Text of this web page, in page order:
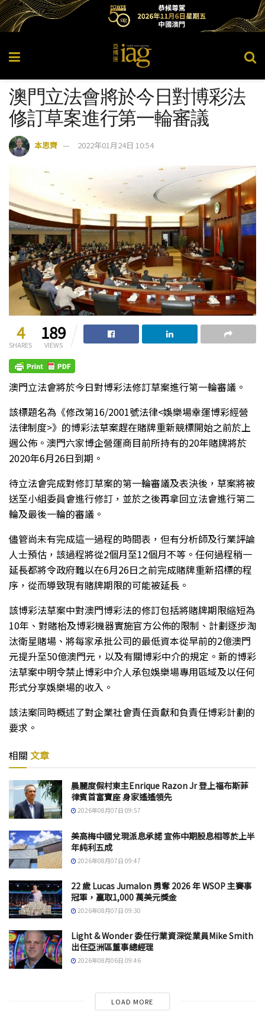
澳門立法會將於今日對博彩法
修訂草案進行第一輪審議
本思齊 2022年01月24日 10:54
4
SHARES
189
VIEWS
澳門立法會將於今日對博彩法修訂草案進行第一輪審議。
該標題名為《修改第16/2001號法律<娛樂場幸運博彩經營
法律制度>》的博彩法草案趕在賭牌重新競標開始之前於上
週公佈。澳門六家博企營運商目前所持有的20年賭牌將於
2020年6月26日到期。
待立法會完成對修訂草案的第一輪審議及表決後，草案將被
送至小組委員會進行修訂，並於之後再拿回立法會進行第二
輪及最後一輪的審議。
儘管尚未有完成這一過程的時間表，但有分析師及行業評論
人士預估，該過程將從2個月至12個月不等。任何過程稍一
延長都將令政府難以在6月26日之前完成賭牌重新招標的程
序，從而導致現有賭牌期限的可能被延長。
該博彩法草案中對澳門博彩法的修訂包括將賭牌期限縮短為
10年、對賭枱及博彩機器實施官方公佈的限制、計劃逐步淘
汰衛星賭場、將每家承批公司的最低資本從早前的2億澳門
元提升至50億澳門元，以及有關博彩中介的規定。新的博彩
法草案中明令禁止博彩中介人承包娛樂場專用區域及以任何
形式分享娛樂場的收入。
該法案同時概述了對企業社會責任貢獻和負責任博彩計劃的
要求。
相關 文章
晨麗度假村東主Enrique Razon Jr 登上福布斯菲
律賓首富寶座 身家遙遙領先
2026年08月07日 09:57
美高梅中國兌現派息承諾 宣佈中期股息相等於上半
年純利五成
2026年08月07日 09:47
22 歲 Lucas Jumalon 勇奪 2026 年 WSOP 主賽事
冠軍，贏取1,000 萬美元獎金
2026年08月07日 09:30
Light & Wonder 委任行業資深從業員Mike Smith
出任亞洲區董事總經理
2026年08月06日 09:46
LOAD MORE